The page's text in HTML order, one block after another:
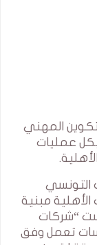
المهني
عمليات
التونسي
مبنية
“شركات
تعمل وفق